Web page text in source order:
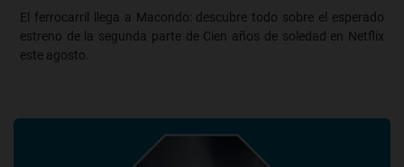
El ferrocarril llega a Macondo: descubre todo sobre el esperado
estreno de la segunda parte de Cien años de soledad en Netflix
este agosto.